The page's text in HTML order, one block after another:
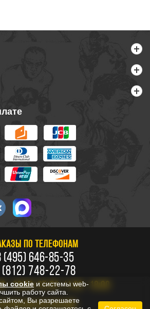
ПО ТЕЛЕФОНАМ
(495) 646-85-35
748-22-78
- 20:00, СБ-ВС: 11:00 - 18:00
ПО РОССИИ
cookie и системы web-
работу сайта.
Вы разрешаете